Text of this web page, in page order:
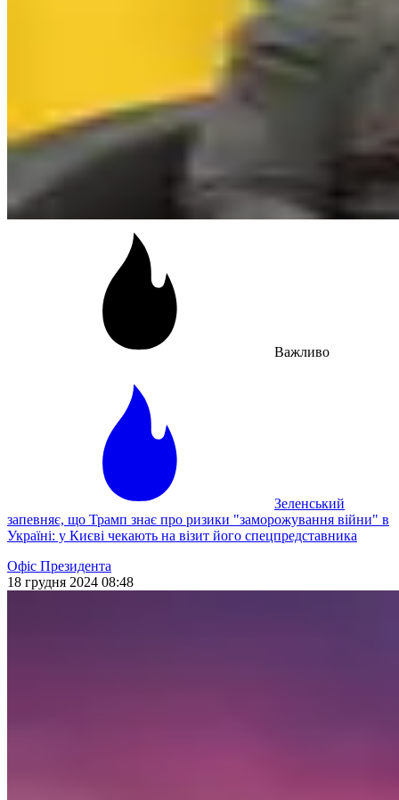
Важливо
Зеленський
запевняє, що Трамп знає про ризики "заморожування війни" в
Україні: у Києві чекають на візит його спецпредставника
Офіс Президента
18 грудня 2024 08:48